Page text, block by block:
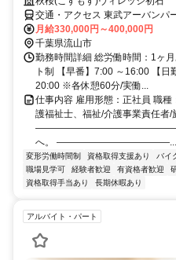
交通・アクセス 東武アーバンパ
月給330,000円～400,000円
千葉県流山市
勤務時間詳細 総労働時間：1ヶ
ト制 【早番】7:00 ～16:00 【
20:00 ※各休憩60分/実働...
仕事内容 雇用形態：正社員 職
護福祉士、福祉/介護事業責任者/
———————————————— 「現
へ。 ————————————...
変形労働時間制 資格取得支援あり バイ
職場見学可
経験者歓迎 有資格者歓迎
資格取得手当あり
長期休暇あり
アルバイト・パート